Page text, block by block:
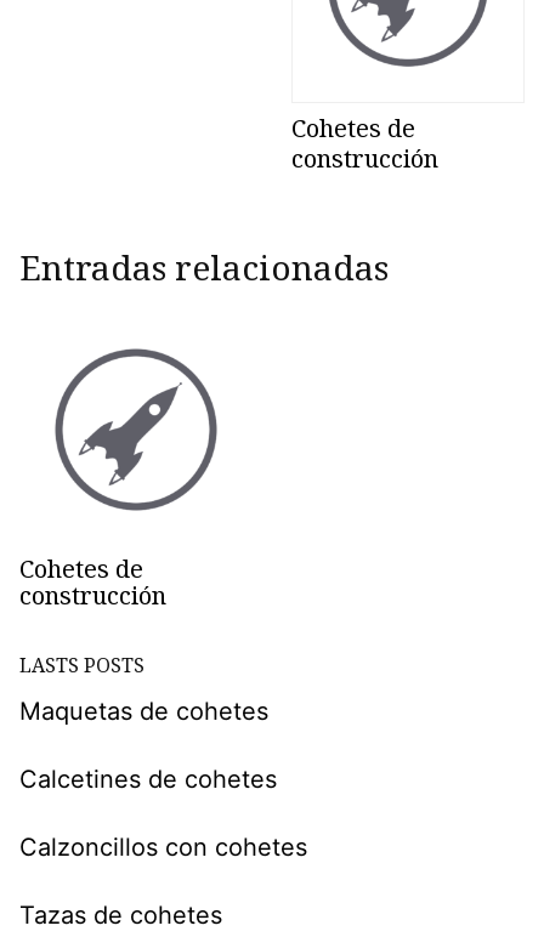
Cohetes de
construcción
Entradas relacionadas
Cohetes de
construcción
LASTS POSTS
Maquetas de cohetes
Calcetines de cohetes
Calzoncillos con cohetes
Tazas de cohetes